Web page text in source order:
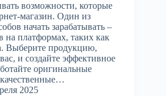
возможности, которые
магазин. Один из
начать зарабатывать –
на платформах, таких как
Выберите продукцию,
и создайте эффективное
оригинальные
2025